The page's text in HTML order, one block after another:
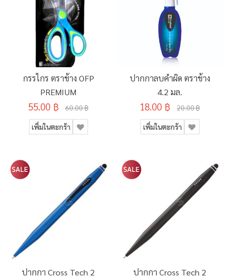
กรรไกร ตราช้าง OFP
PREMIUM
55.00 ฿ 60.00 ฿
เพิ่มในตะกร้า
ปากกาลบคำผิด ตราช้าง
4.2 มล.
18.00 ฿ 20.00 ฿
เพิ่มในตะกร้า
ปากกา Cross Tech 2
ปากกา Cross Tech 2